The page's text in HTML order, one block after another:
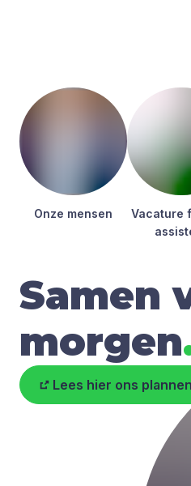
Onze men­sen
Samen
morgen
Lees hier ons